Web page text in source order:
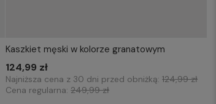
WYBIERZ ROZMIAR DO KOSZYKA
Kaszkiet męski w kolorze granatowym
124,99 zł
Najniższa cena z 30 dni przed obniżką:124,99 zł
Cena regularna:249,99 zł